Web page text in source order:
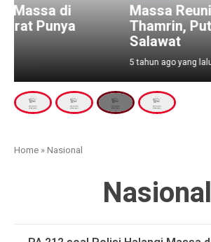
Massa Reuni 212
Thamrin, Putar Balik
Salawat
5 tahun ago yang lalu
Home »Nasional
Nasional